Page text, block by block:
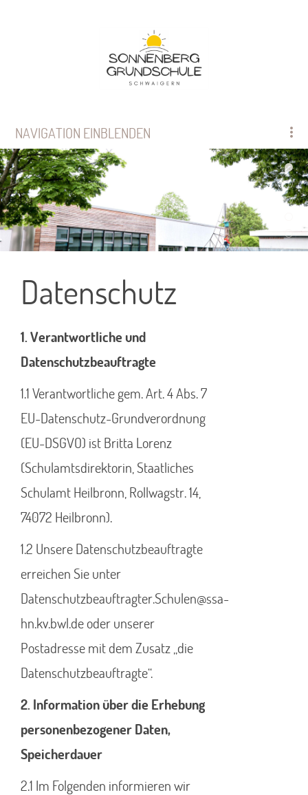
NAVIGATION EINBLENDEN
Datenschutz
1. Verantwortliche und
Datenschutzbeauftragte
1.1 Verantwortliche gem. Art. 4 Abs. 7
EU-Datenschutz-Grundverordnung
(EU-DSGVO) ist Britta Lorenz
(Schulamtsdirektorin, Staatliches
Schulamt Heilbronn, Rollwagstr. 14,
74072 Heilbronn).
1.2 Unsere Datenschutzbeauftragte
erreichen Sie unter
Datenschutzbeauftragter.Schulen@ssa-
hn.kv.bwl.de oder unserer
Postadresse mit dem Zusatz „die
Datenschutzbeauftragte“.
2. Information über die Erhebung
personenbezogener Daten,
Speicherdauer
2.1 Im Folgenden informieren wir